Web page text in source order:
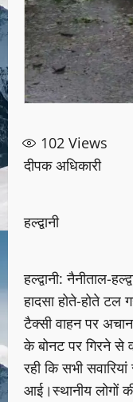
102 Views
दीपक अधिकारी
हल्द्वानी
हल्द्वानी: नैनीताल-
हादसा होते-होते टल
टैक्सी वाहन पर
के बोनट पर गिरने से
रही कि सभी
आई।स्थानीय लोगों